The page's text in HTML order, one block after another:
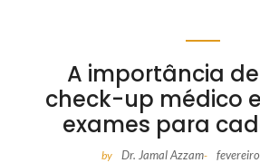
A importância
check-up médico
exames para
by Dr. Jamal Azzam-